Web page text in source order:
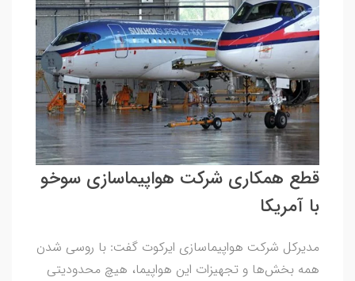
قطع همکاری شرکت هواپیماسازی سوخو
با آمریکا
مدیرکل شرکت هواپیماسازی ایرکوت گفت: با روسی شدن
همه بخش‌ها و تجهیزات این هواپیما، هیچ محدودیتی